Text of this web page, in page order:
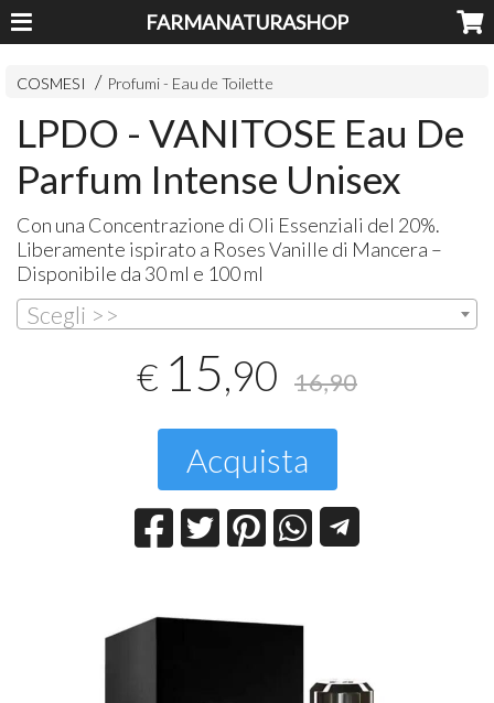
FARMANATURASHOP
COSMESI Profumi - Eau de Toilette
LPDO - VANITOSE Eau De
Parfum Intense Unisex
Con una Concentrazione di Oli Essenziali del 20%.
Liberamente ispirato a Roses Vanille di Mancera –
Disponibile da 30 ml e 100 ml
Scegli >>
€ 15,90 16,90
Acquista